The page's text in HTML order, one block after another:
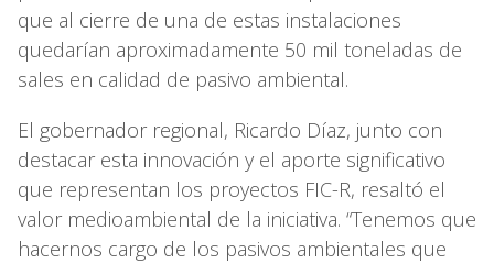
que al cierre de una de estas instalaciones
quedarían aproximadamente 50 mil toneladas de
sales en calidad de pasivo ambiental.
El gobernador regional, Ricardo Díaz, junto con
destacar esta innovación y el aporte significativo
que representan los proyectos FIC-R, resaltó el
valor medioambiental de la iniciativa. “Tenemos que
hacernos cargo de los pasivos ambientales que